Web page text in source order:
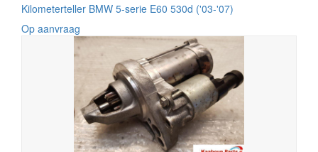
Kilometerteller BMW 5-serie E60 530d ('03-'07)
Op aanvraag